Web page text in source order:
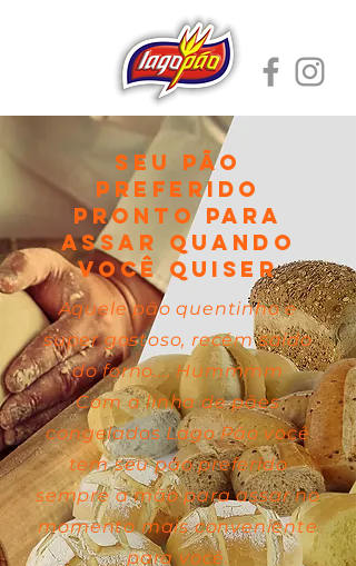
Seu pão
preferido
pronto para
assar quando
você quiser
Aquele pão quentinho e
super gostoso, recém saído
do forno.... Hummmm
Com a linha de pães
congelados Lago Pão você
tem seu pão preferido
sempre a mão para assar no
momento mais conveniente
para você.